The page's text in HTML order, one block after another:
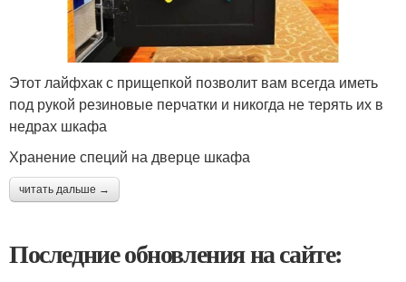
Этот лайфхак с прищепкой позволит вам всегда иметь
под рукой резиновые перчатки и никогда не терять их в
недрах шкафа
Хранение специй на дверце шкафа
читать дальше →
Последние обновления на сайте: